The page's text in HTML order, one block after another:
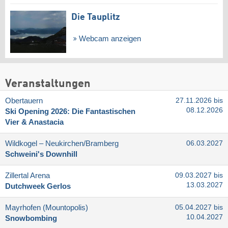
Die Tauplitz
Webcam anzeigen
Veranstaltungen
Obertauern
Ski Opening 2026: Die Fantastischen
Vier & Anastacia
27.11.2026 bis
08.12.2026
Wildkogel – Neukirchen/​Bramberg
Schweini's Downhill
06.03.2027
Zillertal Arena
Dutchweek Gerlos
09.03.2027 bis
13.03.2027
Mayrhofen (Mountopolis)
Snowbombing
05.04.2027 bis
10.04.2027